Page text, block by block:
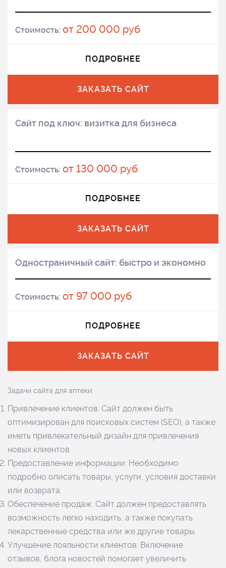
Стоимость: от 200 000 руб
ПОДРОБНЕЕ
ЗАКАЗАТЬ САЙТ
Сайт под ключ: визитка для бизнеса
Стоимость: от 130 000 руб
ПОДРОБНЕЕ
ЗАКАЗАТЬ САЙТ
Одностраничный сайт: быстро и экономно
Стоимость: от 97 000 руб
ПОДРОБНЕЕ
ЗАКАЗАТЬ САЙТ
Задачи сайта для аптеки:
Привлечение клиентов: Сайт должен быть
оптимизирован для поисковых систем (SEO), а также
иметь привлекательный дизайн для привлечения
новых клиентов.
Предоставление информации: Необходимо
подробно описать товары, услуги, условия доставки
или возврата.
Обеспечение продаж: Сайт должен предоставлять
возможность легко находить, а также покупать
лекарственные средства или же другие товары.
Улучшение лояльности клиентов: Включение
отзывов, блога новостей помогает увеличить